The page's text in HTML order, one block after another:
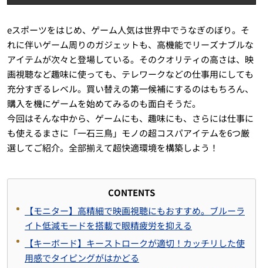
eスポーツをはじめ、ゲーム人気は世界中でうなぎのぼり。そ
れに伴いゲーム周りのガジェットも、高機能でリーズナブルな
アイテムが次々と登場している。そのクオリティの高さは、映
画視聴など趣味に使っても、テレワークなどの仕事用にしても
充分すぎるレベル。買い替えの第一候補にするのはもちろん、
購入を機にゲームを始めてみるのも面白そうだ。
今回はそんな中から、ゲームにも、趣味にも、さらには仕事に
も使えるまさに「一石三鳥」モノの超コスパアイテムを6つ厳
選してご紹介。全部揃えて超快適環境を構築しよう！
CONTENTS
【モニター】高精細で映画視聴にもおすすめ。ブルーラ
イト低減モードを搭載で眼精疲労を抑える
【キーボード】キーストロークが適切！カッチリした使
用感でタイピングがはかどる